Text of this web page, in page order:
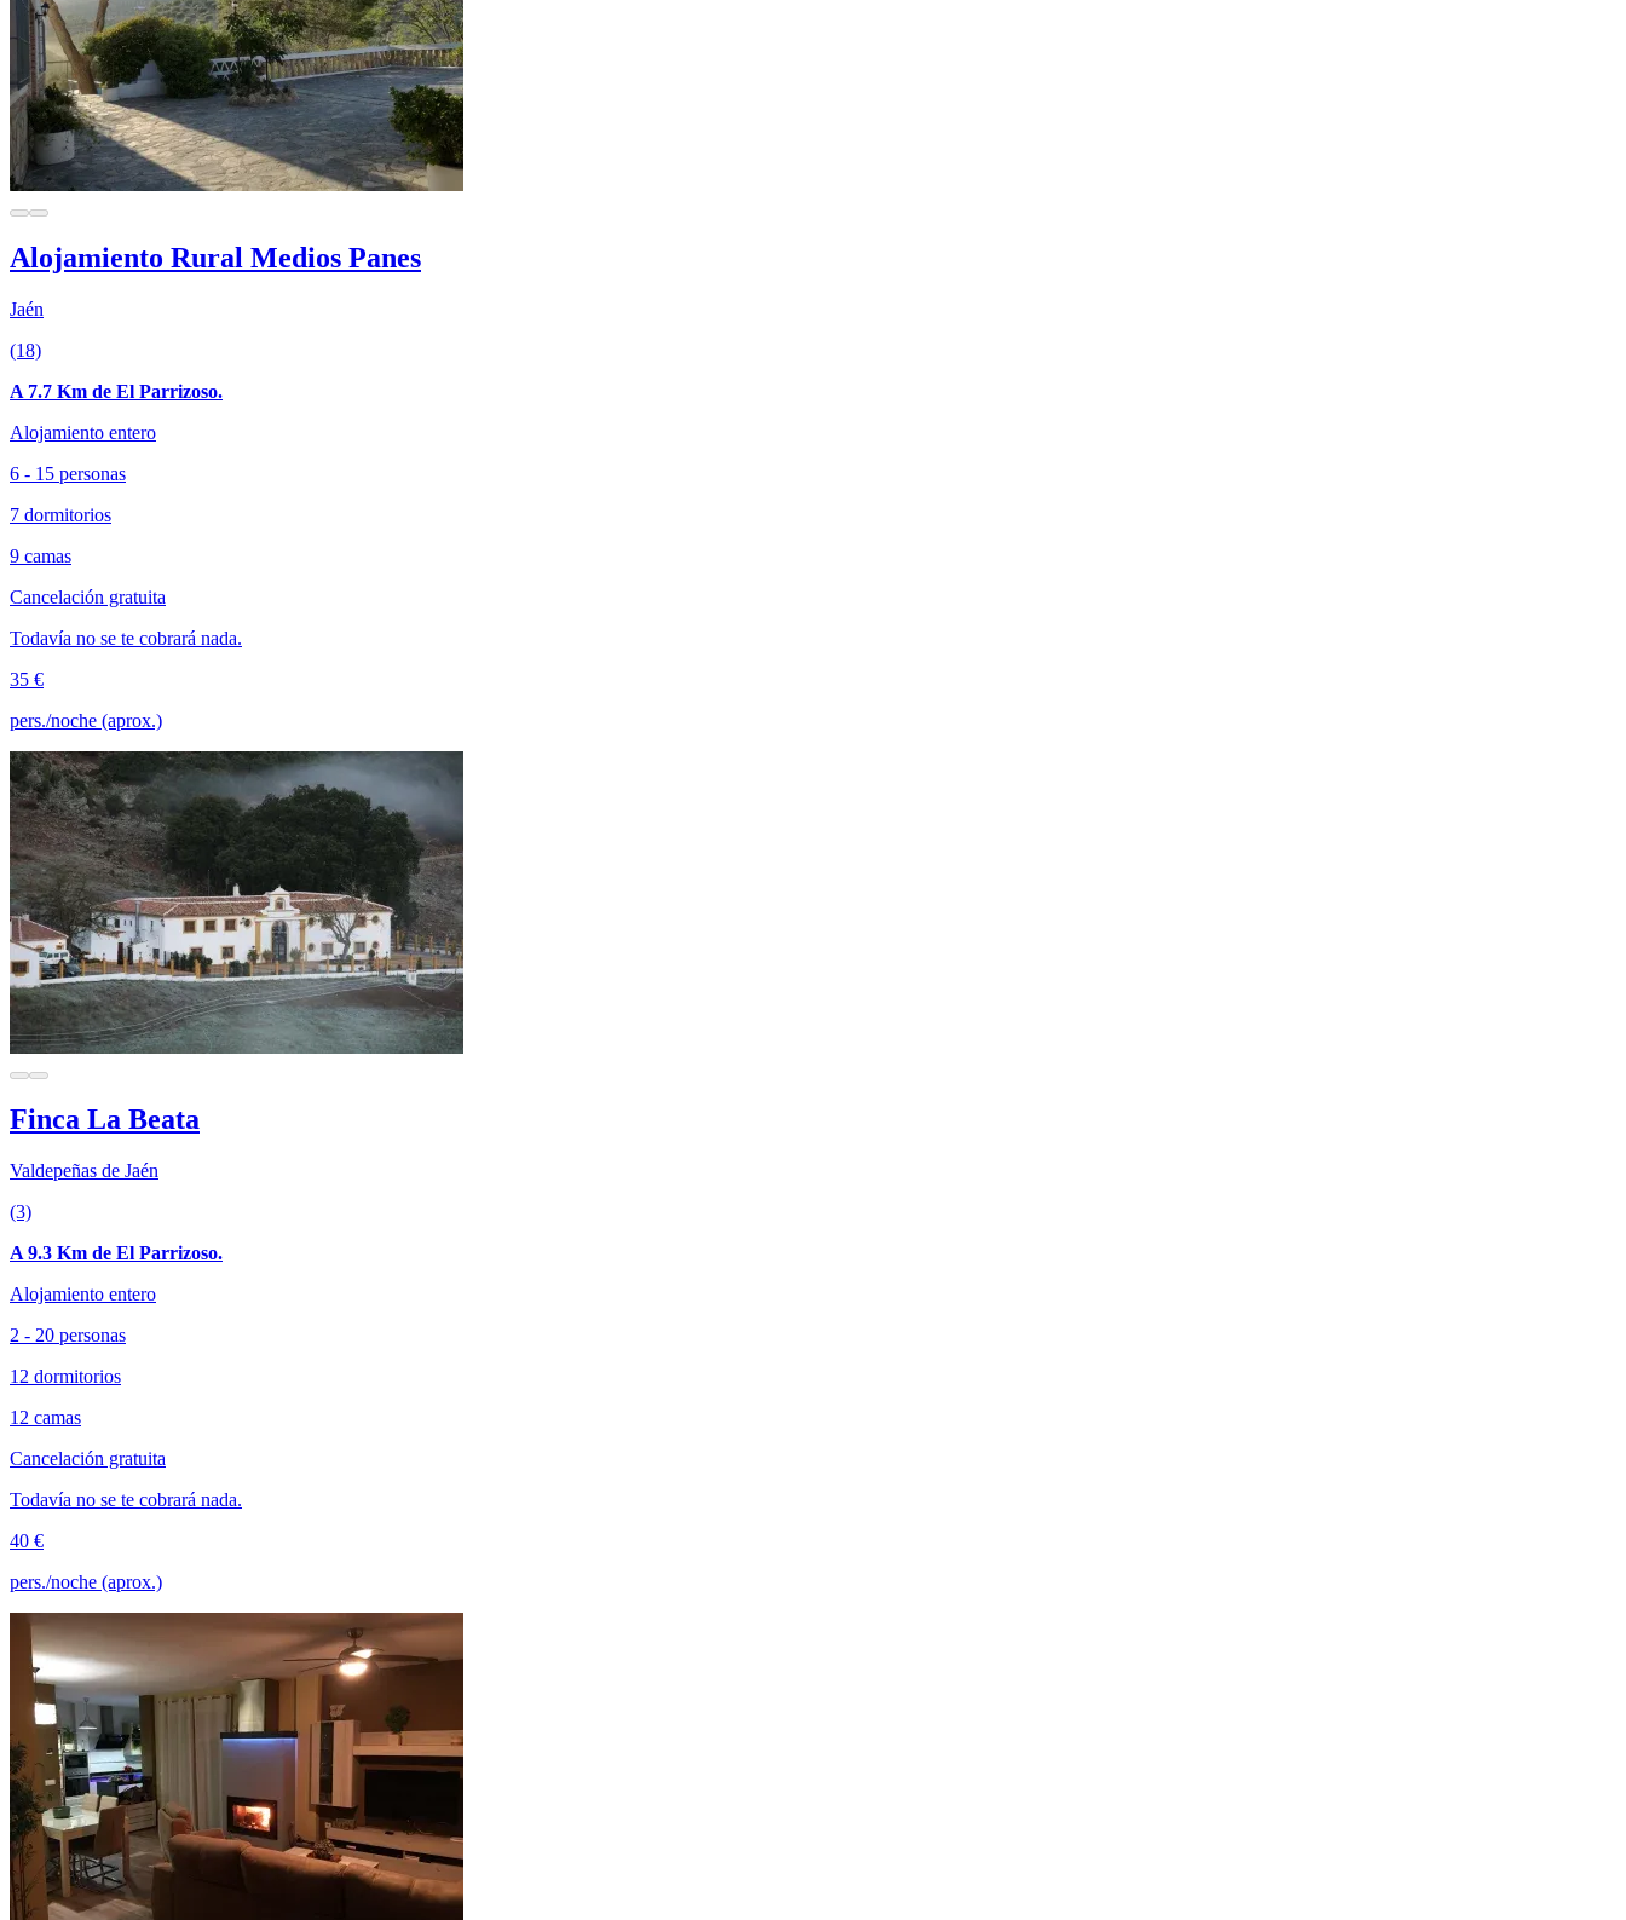
Alojamiento Rural Medios Panes
Jaén
(18)
A 7.7 Km de El Parrizoso.
Alojamiento entero
6 - 15 personas
7 dormitorios
9 camas
Cancelación gratuita
Todavía no se te cobrará nada.
35 €
pers./noche (aprox.)
Finca La Beata
Valdepeñas de Jaén
(3)
A 9.3 Km de El Parrizoso.
Alojamiento entero
2 - 20 personas
12 dormitorios
12 camas
Cancelación gratuita
Todavía no se te cobrará nada.
40 €
pers./noche (aprox.)